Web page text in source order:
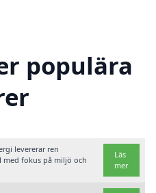
populära
levererar ren
med fokus på miljö och
Läs
mer